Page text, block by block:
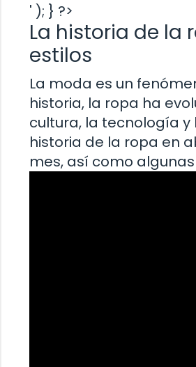
' ); } ?>
La historia de la
estilos
La moda es un
historia, la ropa ha
cultura, la tecnología y
historia de la ropa en
mes, así como